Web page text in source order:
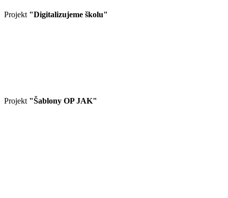
Projekt "Digitalizujeme školu"
Projekt "Šablony OP JAK"